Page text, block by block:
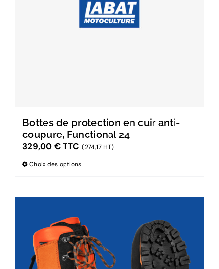
Bottes de protection en cuir anti-
coupure, Functional 24
329,00 €TTC (274,17 HT)
Choix des options